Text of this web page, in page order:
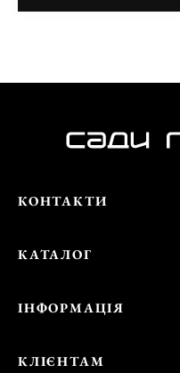
КОНТАКТИ
КАТАЛОГ
ІНФОРМАЦІЯ
КЛІЄНТАМ